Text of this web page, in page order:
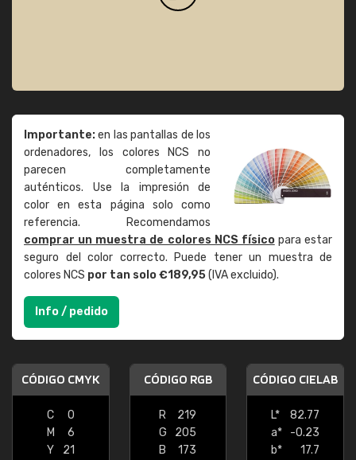
Importante:en las pantallas de los
ordenadores, los colores NCS no
parecen completamente
auténticos. Use la impresión de
color en esta página solo como
referencia. Recomendamos
comprar un muestra de colores NCS físicopara estar
seguro del color correcto. Puede tener un muestra de
colores NCS por tan solo €189,95(IVA excluido).
Info / pedido
CÓDIGO CMYK
C
0
M
6
Y
21
CÓDIGO RGB
R
219
G
205
B
173
CÓDIGO CIELAB
L*
82.77
a*
-0.23
b*
17.7